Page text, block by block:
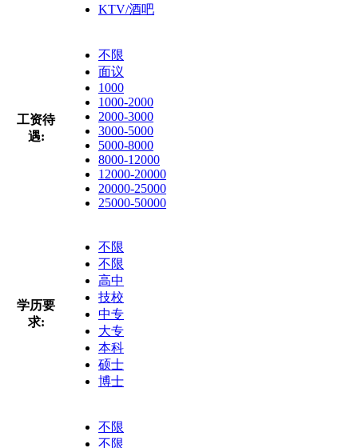
KTV/酒吧
工资待
遇:
不限
面议
1000
1000-2000
2000-3000
3000-5000
5000-8000
8000-12000
12000-20000
20000-25000
25000-50000
学历要
求:
不限
不限
高中
技校
中专
大专
本科
硕士
博士
不限
不限